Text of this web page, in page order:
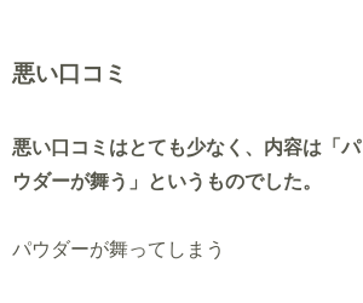
悪い口コミ
悪い口コミはとても少なく、内容は「パ
ウダーが舞う」というものでした。
パウダーが舞ってしまう